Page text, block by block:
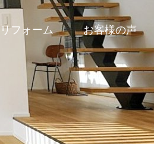
リフォーム
リフォームコンセプト
リフォーム事例
リフォーム相談
お客様の声